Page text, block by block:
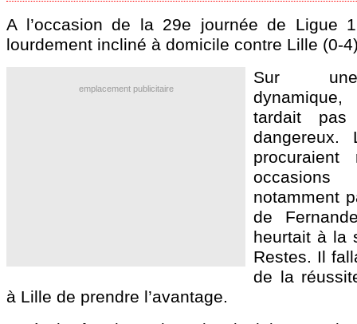
A l’occasion de la 29e journée de Ligue
lourdement incliné à domicile contre Lille (0-
emplacement publicitaire
Sur une
tardait
dangereux.
procuraient
notamment
de
heurtait à la
Restes. Il
de la
à Lille de prendre l’avantage.